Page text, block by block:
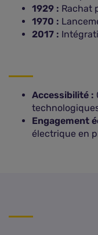
1929 : Rachat
1970 :
2017 :
Accessibilité :
Engagement
électrique en